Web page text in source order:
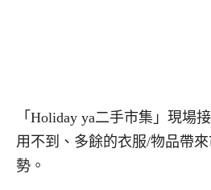
「Holiday ya二手市集」現場
用不到、多餘的衣服/物品帶
勢。